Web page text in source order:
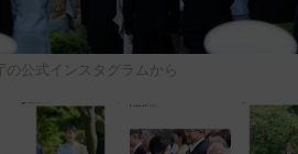
の公式インスタグラムから